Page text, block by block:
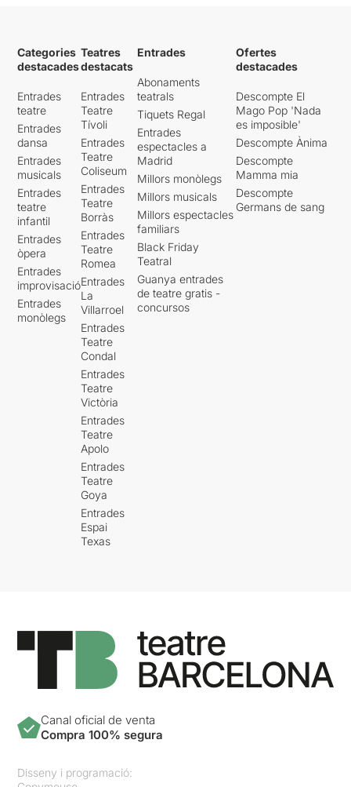
Categories
destacades
Entrades
teatre
Entrades
dansa
Entrades
musicals
Entrades
teatre
infantil
Entrades
òpera
Entrades
improvisació
Entrades
monòlegs
Teatres
destacats
Entrades
Teatre
Tívoli
Entrades
Teatre
Coliseum
Entrades
Teatre
Borràs
Entrades
Teatre
Romea
Entrades
La
Villarroel
Entrades
Teatre
Condal
Entrades
Teatre
Victòria
Entrades
Teatre
Apolo
Entrades
Teatre
Goya
Entrades
Espai
Texas
Entrades
Abonaments
teatrals
Tiquets Regal
Entrades
espectacles a
Madrid
Millors monòlegs
Millors musicals
Millors espectacles
familiars
Black Friday
Teatral
Guanya entrades
de teatre gratis -
concursos
Ofertes
destacades
Descompte El
Mago Pop 'Nada
es imposible'
Descompte Ànima
Descompte
Mamma mia
Descompte
Germans de sang
Canal oficial de venta
Compra 100% segura
Disseny i programació: